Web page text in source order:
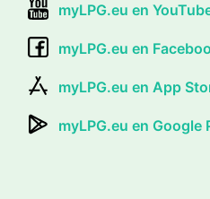
myLPG.eu en
myLPG.eu en
myLPG.eu en App
myLPG.eu en Google